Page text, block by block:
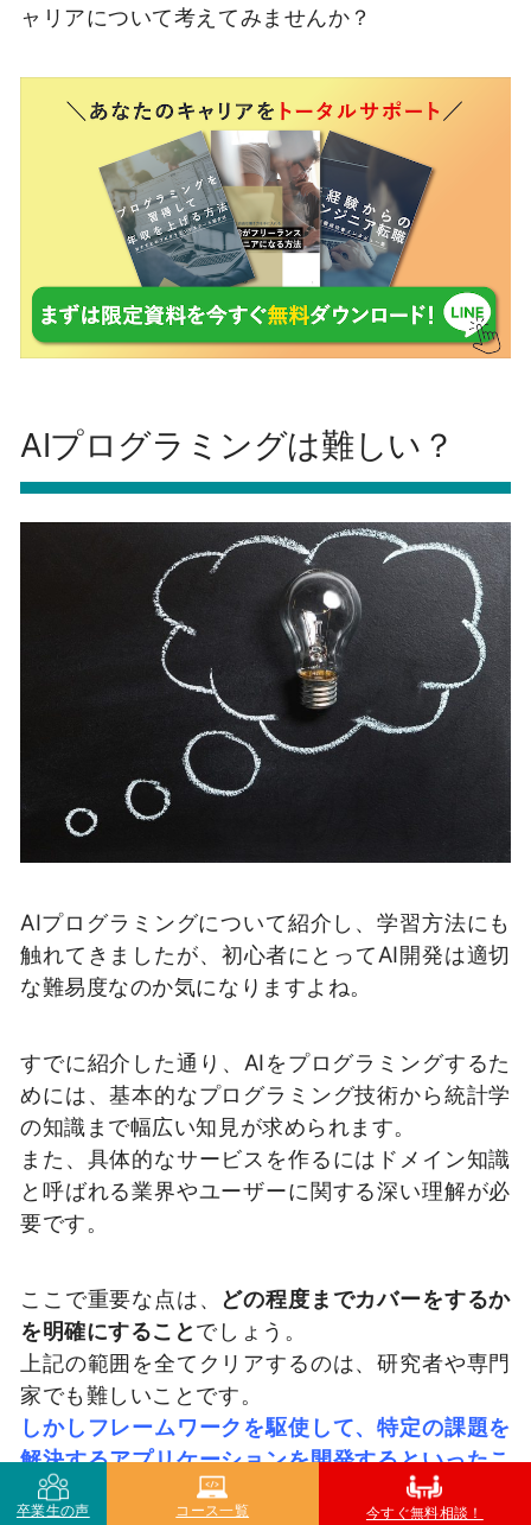
ャリアについて考えてみませんか？
AIプログラミングは難しい？
AIプログラミングについて紹介し、学習方法にも
触れてきましたが、初心者にとってAI開発は適切
な難易度なのか気になりますよね。
すでに紹介した通り、AIをプログラミングするた
めには、基本的なプログラミング技術から統計学
の知識まで幅広い知見が求められます。
また、具体的なサービスを作るにはドメイン知識
と呼ばれる業界やユーザーに関する深い理解が必
要です。
ここで重要な点は、
どの程度までカバーをするか
を明確にすることでしょう。
上記の範囲を全てクリアするのは、研究者や専門
家でも難しいことです。
しかしフレームワークを駆使して、特定の課題を
解決するアプリケーションを開発するといったこ
とであれば、初心者からでも十二分に可能です。
卒業生の声 コース一覧 今すぐ無料相談！